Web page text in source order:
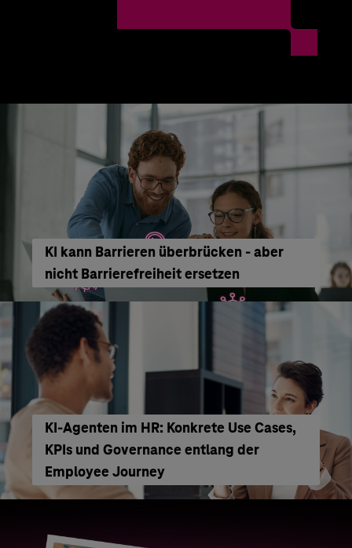
KI kann Barrieren überbrücken - aber
nicht Barrierefreiheit ersetzen
KI‑Agenten im HR: Konkrete Use Cases,
KPIs und Governance entlang der
Employee Journey